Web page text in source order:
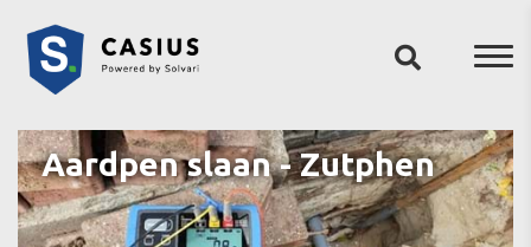
Aardpen slaan - Zutphen